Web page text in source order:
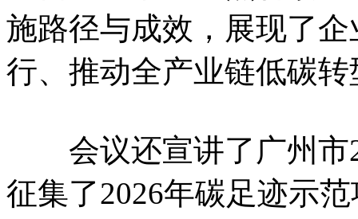
施路径与成效，展现了
行、推动全产业链低碳
会议还宣讲了广州市
征集了2026年碳足迹示